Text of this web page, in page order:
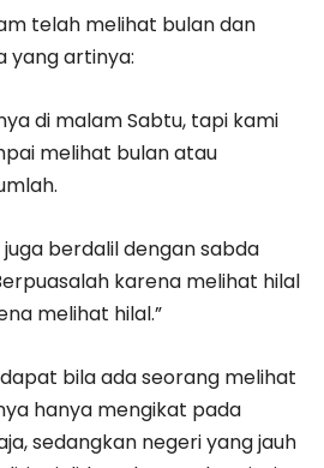
telah melihat bulan dan
yang artinya:
di malam Sabtu, tapi kami
melihat bulan atau
berdalil dengan sabda
karena melihat hilal
melihat hilal.”
bila ada seorang melihat
hanya mengikat pada
sedangkan negeri yang jauh